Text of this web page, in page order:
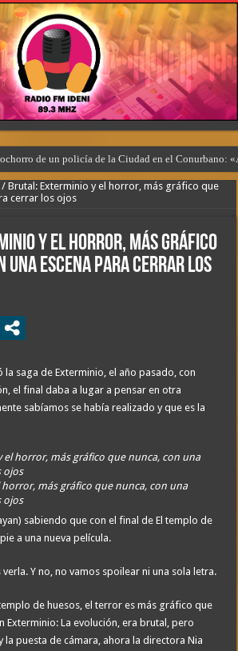
de un policía de la Ciudad en el Conurbano:
/ Brutal: Exterminio y el horror, más gráfico que
cerrar los ojos
y el horror, más gráfico
una escena para cerrar los
la saga de Exterminio, el año pasado, con
el final daba a lugar a pensar en otra
sabíamos se había realizado y que es la
más gráfico que nunca, con una
ojos
sabiendo que con el final de El templo de
a una nueva película.
Y no, no vamos spoilear ni una sola letra.
de huesos, el terror es más gráfico que
Exterminio: La evolución, era brutal, pero
la puesta de cámara, ahora la directora Nia